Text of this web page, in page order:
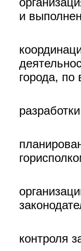
и
города, по
контроля